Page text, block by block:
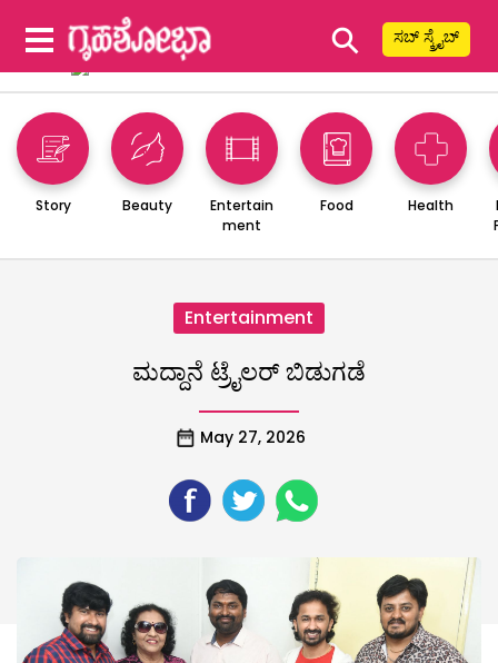
⚲ ಸಬ್ ಸ್ಕ್ರೈಬ್
Story Beauty
Entertain
ment
Food Health
Entertainment
ಮದ್ದಾನೆ ಟ್ರೈಲರ್ ಬಿಡುಗಡೆ
May 27, 2026